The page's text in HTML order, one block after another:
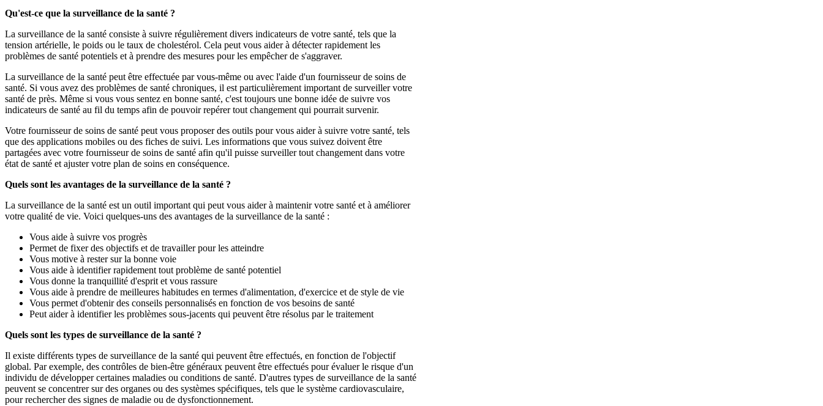
Qu'est-ce que la surveillance de la santé ?
La surveillance de la santé consiste à suivre régulièrement divers indicateurs de votre santé, tels que la
tension artérielle, le poids ou le taux de cholestérol. Cela peut vous aider à détecter rapidement les
problèmes de santé potentiels et à prendre des mesures pour les empêcher de s'aggraver.
La surveillance de la santé peut être effectuée par vous-même ou avec l'aide d'un fournisseur de soins de
santé. Si vous avez des problèmes de santé chroniques, il est particulièrement important de surveiller votre
santé de près. Même si vous vous sentez en bonne santé, c'est toujours une bonne idée de suivre vos
indicateurs de santé au fil du temps afin de pouvoir repérer tout changement qui pourrait survenir.
Votre fournisseur de soins de santé peut vous proposer des outils pour vous aider à suivre votre santé, tels
que des applications mobiles ou des fiches de suivi. Les informations que vous suivez doivent être
partagées avec votre fournisseur de soins de santé afin qu'il puisse surveiller tout changement dans votre
état de santé et ajuster votre plan de soins en conséquence.
Quels sont les avantages de la surveillance de la santé ?
La surveillance de la santé est un outil important qui peut vous aider à maintenir votre santé et à améliorer
votre qualité de vie. Voici quelques-uns des avantages de la surveillance de la santé :
Vous aide à suivre vos progrès
Permet de fixer des objectifs et de travailler pour les atteindre
Vous motive à rester sur la bonne voie
Vous aide à identifier rapidement tout problème de santé potentiel
Vous donne la tranquillité d'esprit et vous rassure
Vous aide à prendre de meilleures habitudes en termes d'alimentation, d'exercice et de style de vie
Vous permet d'obtenir des conseils personnalisés en fonction de vos besoins de santé
Peut aider à identifier les problèmes sous-jacents qui peuvent être résolus par le traitement
Quels sont les types de surveillance de la santé ?
Il existe différents types de surveillance de la santé qui peuvent être effectués, en fonction de l'objectif
global. Par exemple, des contrôles de bien-être généraux peuvent être effectués pour évaluer le risque d'un
individu de développer certaines maladies ou conditions de santé. D'autres types de surveillance de la santé
peuvent se concentrer sur des organes ou des systèmes spécifiques, tels que le système cardiovasculaire,
pour rechercher des signes de maladie ou de dysfonctionnement.